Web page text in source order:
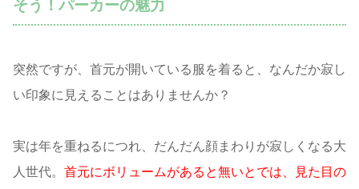
そう！パーカーの魅力
突然ですが、首元が開いている服を着ると、なんだか寂し
い印象に見えることはありませんか？
実は年を重ねるにつれ、だんだん顔まわりが寂しくなる大
人世代。 首元にボリュームがあると無いとでは、見た目の